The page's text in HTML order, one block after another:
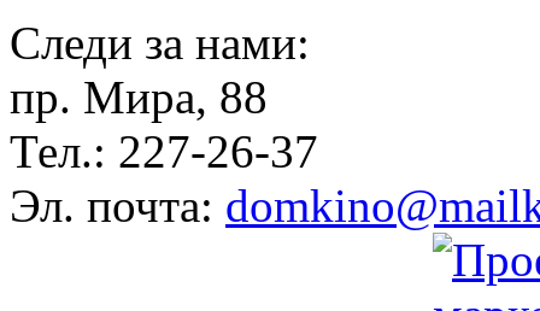
Следи за нами:
пр. Мира, 88
Тел.: 227-26-37
Эл. почта: